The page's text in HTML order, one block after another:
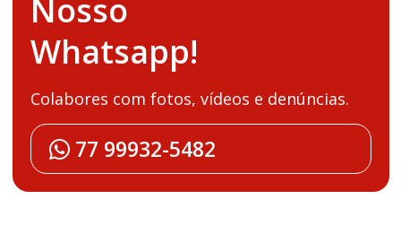
Nosso
Whatsapp!
Colabores com fotos, vídeos e denúncias.
77 99932-5482